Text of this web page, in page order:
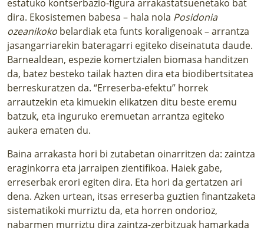
estatuko kontserbazio-figura arrakastatsuenetako bat
dira. Ekosistemen babesa – hala nola Posidonia
ozeanikoko belardiak eta funts koraligenoak – arrantza
jasangarriarekin bateragarri egiteko diseinatuta daude.
Barnealdean, espezie komertzialen biomasa handitzen
da, batez besteko tailak hazten dira eta biodibertsitatea
berreskuratzen da. “Erreserba-efektu” horrek
arrautzekin eta kimuekin elikatzen ditu beste eremu
batzuk, eta inguruko eremuetan arrantza egiteko
aukera ematen du.
Baina arrakasta hori bi zutabetan oinarritzen da: zaintza
eraginkorra eta jarraipen zientifikoa. Haiek gabe,
erreserbak erori egiten dira. Eta hori da gertatzen ari
dena. Azken urtean, itsas erreserba guztien finantzaketa
sistematikoki murriztu da, eta horren ondorioz,
nabarmen murriztu dira zaintza-zerbitzuak hamarkada